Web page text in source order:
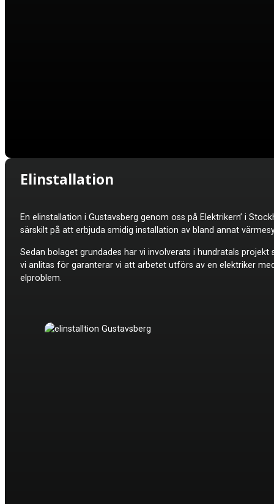
Elinstallation
En elinstallation i Gustavsberg genom oss på Elektrikern’ i
särskilt på att erbjuda smidig installation av bland annat
Sedan bolaget grundades har vi involverats i hundratals
vi anlitas för garanterar vi att arbetet utförs av en elektriker
elproblem.